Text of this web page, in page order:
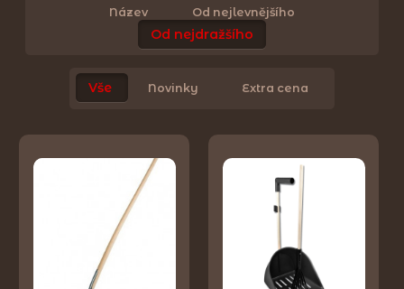
Název Od nejlevnějšího
Od nejdražšího
Vše Novinky Extra cena